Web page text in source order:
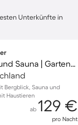
Unterkünfte in
Apartment mit Terrasse, Garten und Sauna | Gartenblick
Bergblick, Sauna und
Haustieren
ab 129 €
pro Nacht